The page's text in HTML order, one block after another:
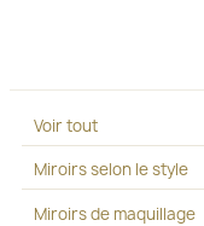
Voir tout
Miroirs selon le style
Miroirs de maquillage